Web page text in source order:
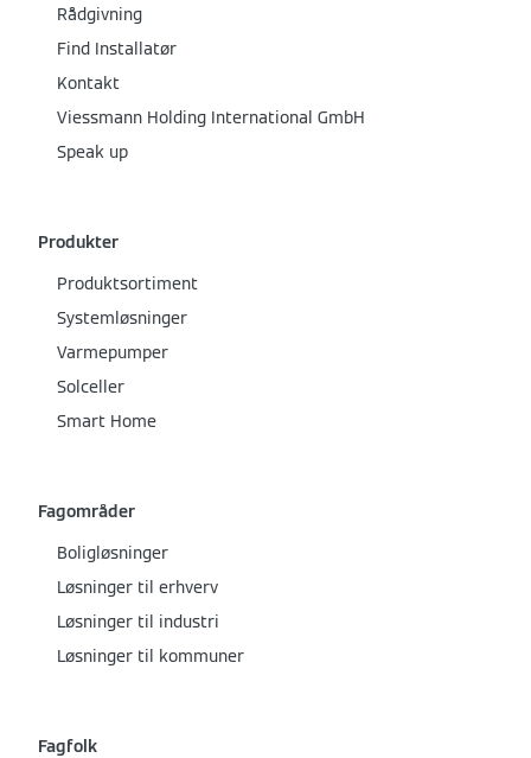
Rådgivning
Find Installatør
Kontakt
Viessmann Holding International GmbH
Speak up
Produkter
Produktsortiment
Systemløsninger
Varmepumper
Solceller
Smart Home
Fagområder
Boligløsninger
Løsninger til erhverv
Løsninger til industri
Løsninger til kommuner
Fagfolk